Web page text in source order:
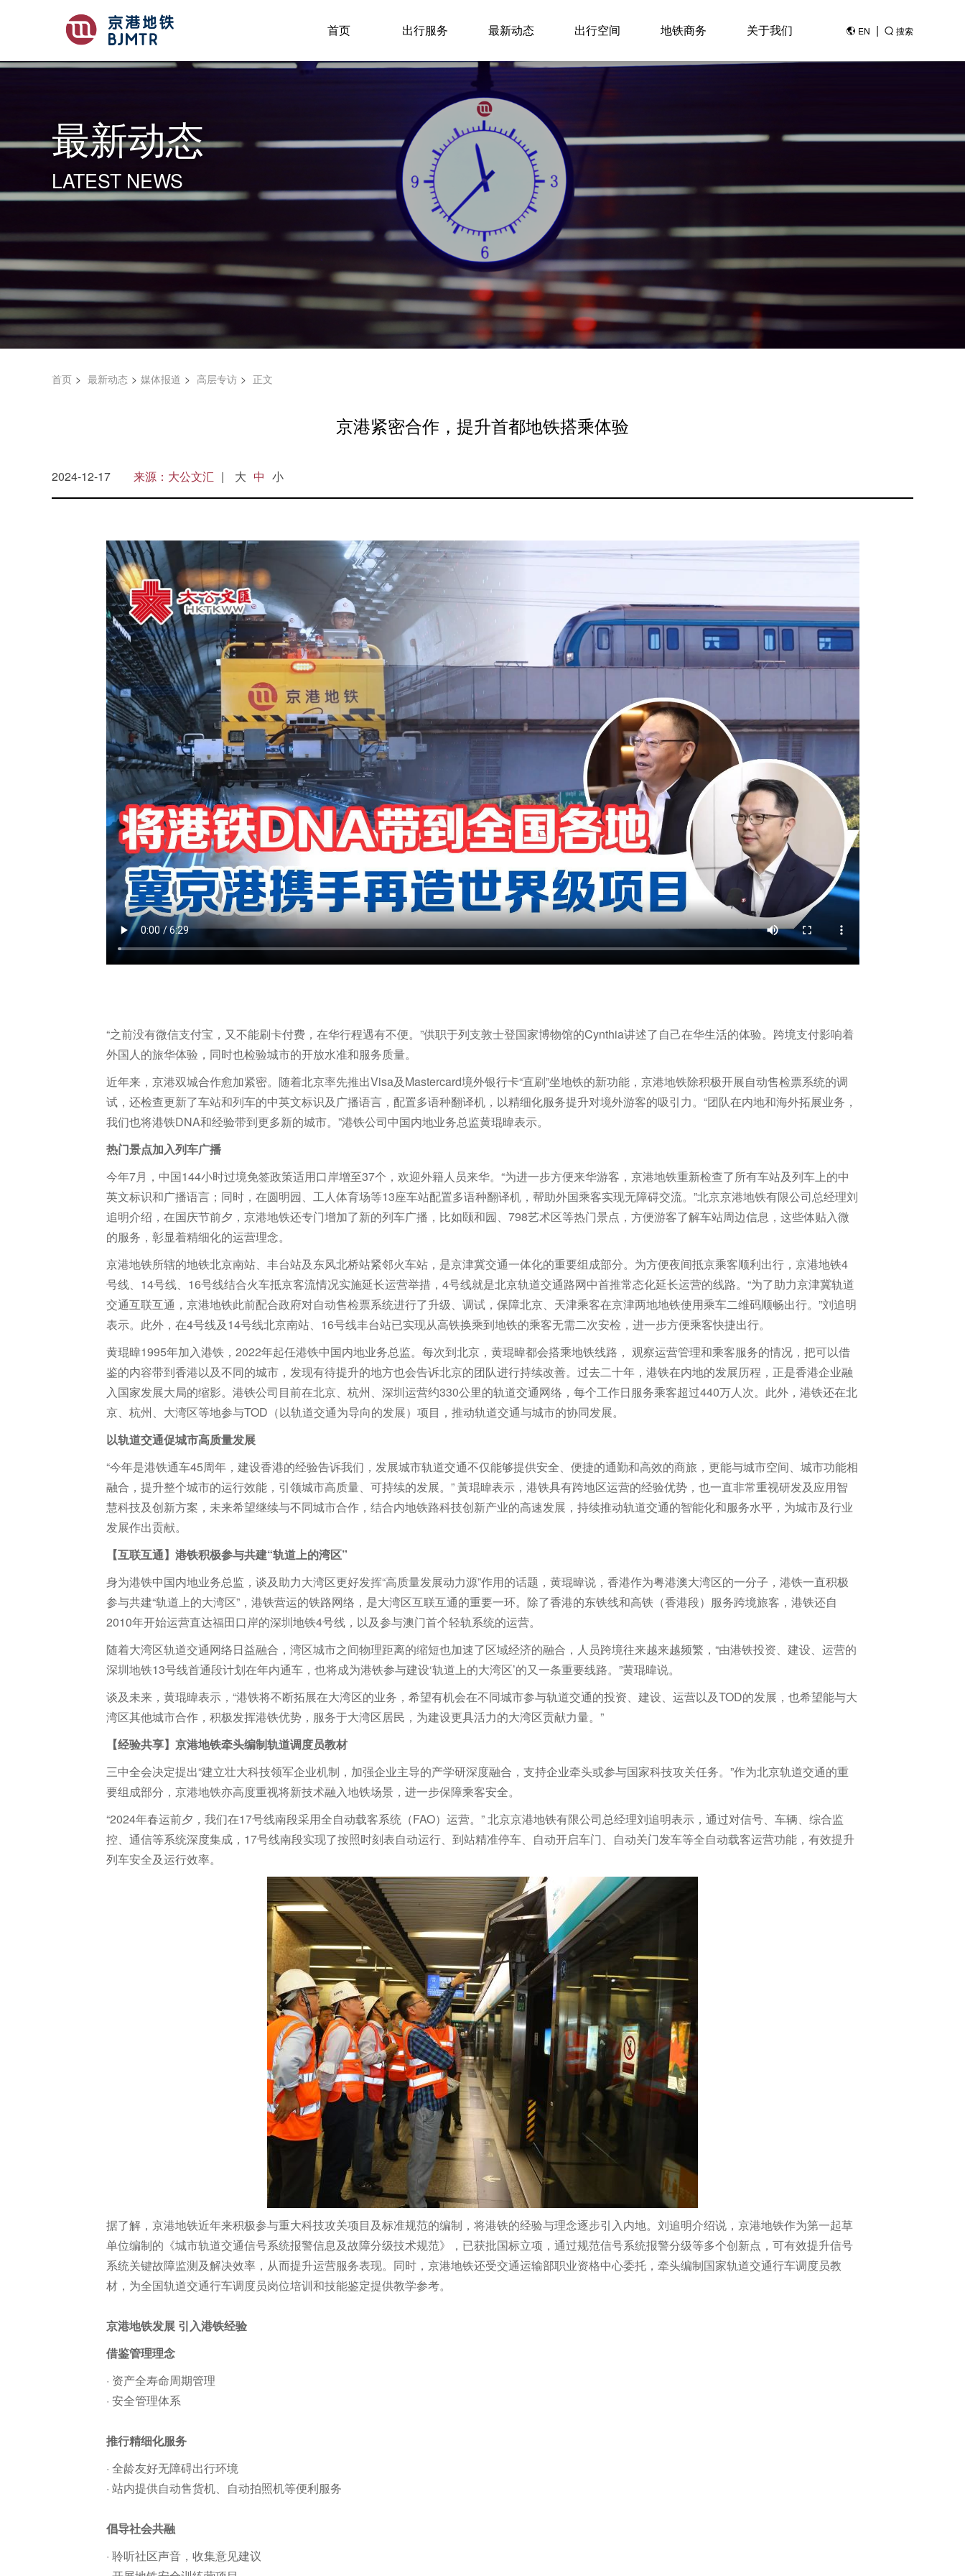
首页 出行服务 最新动态 出行空间 地铁商务 关于我们 EN | 搜索
最新动态
LATEST NEWS
首页 最新动态 媒体报道 高层专访 正文
京港紧密合作，提升首都地铁搭乘体验
2024-12-17 来源：大公文汇 大 中 小
“之前没有微信支付宝，又不能刷卡付费，在华行程遇有不便。”供职于列支敦士登国家博物馆的Cynthia讲述了自己在华生活的体验。跨境支付影响着
外国人的旅华体验，同时也检验城市的开放水准和服务质量。
近年来，京港双城合作愈加紧密。随着北京率先推出Visa及Mastercard境外银行卡“直刷”坐地铁的新功能，京港地铁除积极开展自动售检票系统的调
试，还检查更新了车站和列车的中英文标识及广播语言，配置多语种翻译机，以精细化服务提升对境外游客的吸引力。“团队在内地和海外拓展业务，
我们也将港铁DNA和经验带到更多新的城市。”港铁公司中国内地业务总监黄琨暐表示。
热门景点加入列车广播
今年7月，中国144小时过境免签政策适用口岸增至37个，欢迎外籍人员来华。“为进一步方便来华游客，京港地铁重新检查了所有车站及列车上的中
英文标识和广播语言；同时，在圆明园、工人体育场等13座车站配置多语种翻译机，帮助外国乘客实现无障碍交流。”北京京港地铁有限公司总经理刘
追明介绍，在国庆节前夕，京港地铁还专门增加了新的列车广播，比如颐和园、798艺术区等热门景点，方便游客了解车站周边信息，这些体贴入微
的服务，彰显着精细化的运营理念。
京港地铁所辖的地铁北京南站、丰台站及东风北桥站紧邻火车站，是京津冀交通一体化的重要组成部分。为方便夜间抵京乘客顺利出行，京港地铁4
号线、14号线、16号线结合火车抵京客流情况实施延长运营举措，4号线就是北京轨道交通路网中首推常态化延长运营的线路。“为了助力京津冀轨道
交通互联互通，京港地铁此前配合政府对自动售检票系统进行了升级、调试，保障北京、天津乘客在京津两地地铁使用乘车二维码顺畅出行。”刘追明
表示。此外，在4号线及14号线北京南站、16号线丰台站已实现从高铁换乘到地铁的乘客无需二次安检，进一步方便乘客快捷出行。
黄琨暐1995年加入港铁，2022年起任港铁中国内地业务总监。每次到北京，黄琨暐都会搭乘地铁线路， 观察运营管理和乘客服务的情况，把可以借
鉴的内容带到香港以及不同的城市，发现有待提升的地方也会告诉北京的团队进行持续改善。过去二十年，港铁在内地的发展历程，正是香港企业融
入国家发展大局的缩影。港铁公司目前在北京、杭州、深圳运营约330公里的轨道交通网络，每个工作日服务乘客超过440万人次。此外，港铁还在北
京、杭州、大湾区等地参与TOD（以轨道交通为导向的发展）项目，推动轨道交通与城市的协同发展。
以轨道交通促城市高质量发展
“今年是港铁通车45周年，建设香港的经验告诉我们，发展城市轨道交通不仅能够提供安全、便捷的通勤和高效的商旅，更能与城市空间、城市功能相
融合，提升整个城市的运行效能，引领城市高质量、可持续的发展。” 黃琨暐表示，港铁具有跨地区运营的经验优势，也一直非常重视研发及应用智
慧科技及创新方案，未来希望继续与不同城市合作，结合内地铁路科技创新产业的高速发展，持续推动轨道交通的智能化和服务水平，为城市及行业
发展作出贡献。
【互联互通】港铁积极参与共建“轨道上的湾区”
身为港铁中国内地业务总监，谈及助力大湾区更好发挥“高质量发展动力源”作用的话题，黄琨暐说，香港作为粤港澳大湾区的一分子，港铁一直积极
参与共建“轨道上的大湾区”，港铁营运的铁路网络，是大湾区互联互通的重要一环。除了香港的东铁线和高铁（香港段）服务跨境旅客，港铁还自
2010年开始运营直达福田口岸的深圳地铁4号线，以及参与澳门首个轻轨系统的运营。
随着大湾区轨道交通网络日益融合，湾区城市之间物理距离的缩短也加速了区域经济的融合，人员跨境往来越来越频繁，“由港铁投资、建设、运营的
深圳地铁13号线首通段计划在年内通车，也将成为港铁参与建设‘轨道上的大湾区’的又一条重要线路。”黄琨暐说。
谈及未来，黄琨暐表示，“港铁将不断拓展在大湾区的业务，希望有机会在不同城市参与轨道交通的投资、建设、运营以及TOD的发展，也希望能与大
湾区其他城市合作，积极发挥港铁优势，服务于大湾区居民，为建设更具活力的大湾区贡献力量。”
【经验共享】京港地铁牵头编制轨道调度员教材
三中全会决定提出“建立壮大科技领军企业机制，加强企业主导的产学研深度融合，支持企业牵头或参与国家科技攻关任务。”作为北京轨道交通的重
要组成部分，京港地铁亦高度重视将新技术融入地铁场景，进一步保障乘客安全。
“2024年春运前夕，我们在17号线南段采用全自动载客系统（FAO）运营。” 北京京港地铁有限公司总经理刘追明表示，通过对信号、车辆、综合监
控、通信等系统深度集成，17号线南段实现了按照时刻表自动运行、到站精准停车、自动开启车门、自动关门发车等全自动载客运营功能，有效提升
列车安全及运行效率。
据了解，京港地铁近年来积极参与重大科技攻关项目及标准规范的编制，将港铁的经验与理念逐步引入内地。刘追明介绍说，京港地铁作为第一起草
单位编制的《城市轨道交通信号系统报警信息及故障分级技术规范》，已获批国标立项，通过规范信号系统报警分级等多个创新点，可有效提升信号
系统关键故障监测及解决效率，从而提升运营服务表现。同时，京港地铁还受交通运输部职业资格中心委托，牵头编制国家轨道交通行车调度员教
材，为全国轨道交通行车调度员岗位培训和技能鉴定提供教学参考。
京港地铁发展 引入港铁经验
借鉴管理理念
· 资产全寿命周期管理
· 安全管理体系
推行精细化服务
· 全龄友好无障碍出行环境
· 站内提供自动售货机、自动拍照机等便利服务
倡导社会共融
· 聆听社区声音，收集意见建议